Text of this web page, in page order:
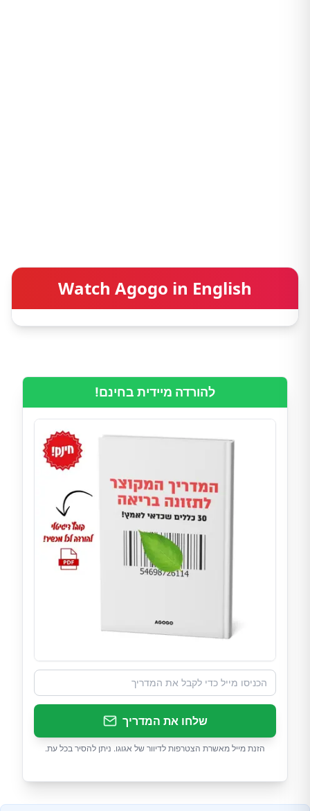
Watch Agogo in English
להורדה מיידית בחינם!
שלחו את המדריך
הזנת מייל מאשרת הצטרפות לדיוור של אגוגו. ניתן להסיר בכל עת.